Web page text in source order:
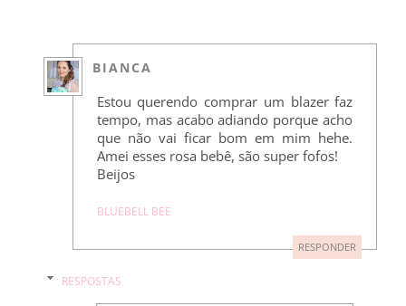
BIANCA
Estou querendo comprar um blazer faz
tempo, mas acabo adiando porque acho
que não vai ficar bom em mim hehe.
Amei esses rosa bebê, são super fofos!
Beijos
BLUEBELL BEE
RESPONDER
RESPOSTAS